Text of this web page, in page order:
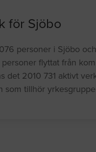
för Sjöbo
personer i Sjöbo
personer flyttat från
det 2010 731 aktivt
som tillhör